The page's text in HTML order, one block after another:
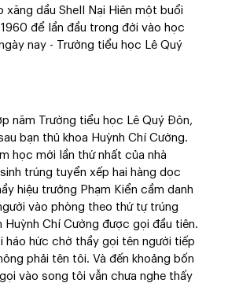
xăng dầu Shell Nại Hiên một buổi
để lần đầu trong đời vào học
nay - Trường tiểu học Lê Quý
năm Trường tiểu học Lê Quý Đôn,
bạn thủ khoa Huỳnh Chí Cường.
học mới lần thứ nhất của nhà
trúng tuyển xếp hai hàng dọc
hiệu trưởng Phạm Kiển cầm danh
vào phòng theo thứ tự trúng
Huỳnh Chí Cường được gọi đầu tiên.
háo hức chờ thầy gọi tên người tiếp
phải tên tôi. Và đến khoảng bốn
vào song tôi vẫn chưa nghe thấy